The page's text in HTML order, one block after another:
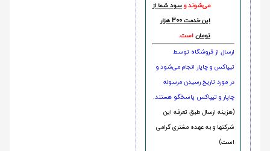
می‌شوند و سود شما از
این خدمت 300 هزار
تومان است.
ارسال از فروشگاه توسط
تیپاکس و چاپار انجام می‌شود و
در مورد تاریخ رسیدن مرسوله
چاپار و تیپاکس پاسخگو هستند.
(هزینه ارسال طبق تعرفه این
شرکتها و به عهده مشتری گرامی
است)